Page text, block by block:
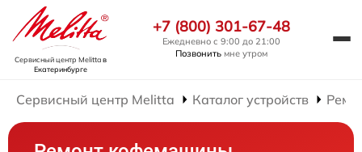
Сервисный центр Melittaв
Екатеринбурге
+7 (800) 301-67-48
Ежедневно с 9:00 до 21:00
Позвонить мне утром
Сервисный центр Melitta Каталог устройств